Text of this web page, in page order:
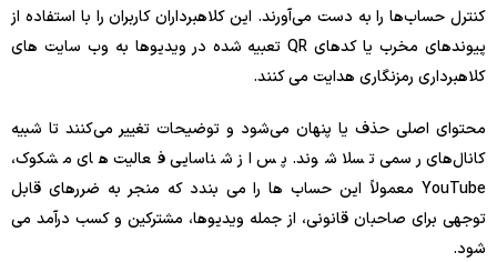
کنترل حساب‌ها را به دست می‌آورند. این کلاهبرداران کاربران را با استفاده از
پیوندهای مخرب یا کدهای QR تعبیه شده در ویدیوها به وب سایت های
کلاهبرداری رمزنگاری هدایت می کنند.
محتوای اصلی حذف یا پنهان می‌شود و توضیحات تغییر می‌کنند تا شبیه
کانال‌های رسمی تسلا شوند. پس از شناسایی فعالیت های مشکوک،
YouTube معمولاً این حساب ها را می بندد که منجر به ضررهای قابل
توجهی برای صاحبان قانونی، از جمله ویدیوها، مشترکین و کسب درآمد می
شود.